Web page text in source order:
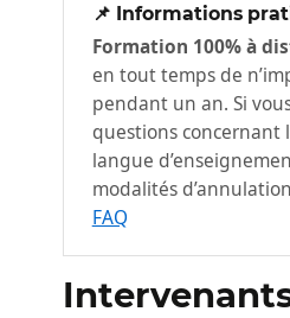
📌 Informations
Formation 100% à
en tout temps de
pendant un an. Si
questions concernant
langue
modalités
FAQ